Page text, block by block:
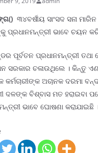
୩୪ବର୍ଷୀୟ ସାଂସଦ ସନା
ପ୍ରଧାନମନ୍ତ୍ରୀ ଭାବେ ଚୟନ
ପୂର୍ବତନ ପ୍ରଧାନମନ୍ତ୍ରୀ ତଥା
ସରକାର ଚଳାଉଥିଲେ । କିନ୍ତୁ
କର୍ମଚାରୀଙ୍କ ଅଚାନକ ଦରମା
ଦଳଙ୍କ ବିଶ୍ବାସ ମତ ହରାଇବା
ଭାବେ ଘୋଷଣା କରାଯାଇଛି